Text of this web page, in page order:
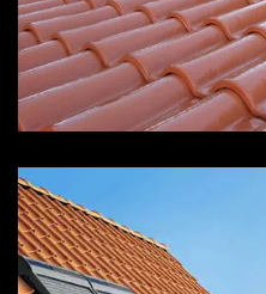
Devis peinture
Savoie